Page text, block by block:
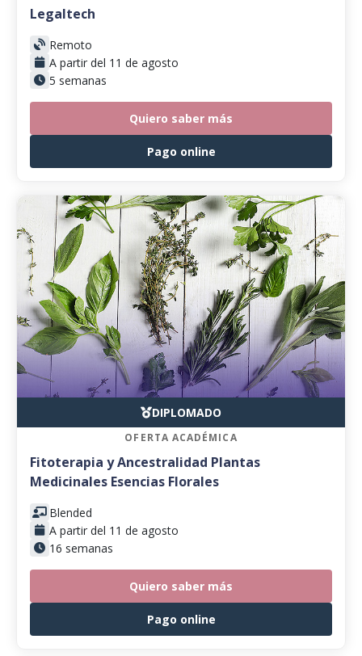
Legaltech
Remoto
A partir del 11 de agosto
5 semanas
Quiero saber más
Pago online
DIPLOMADO
OFERTA ACADÉMICA
Fitoterapia y Ancestralidad Plantas
Medicinales Esencias Florales
Blended
A partir del 11 de agosto
16 semanas
Quiero saber más
Pago online